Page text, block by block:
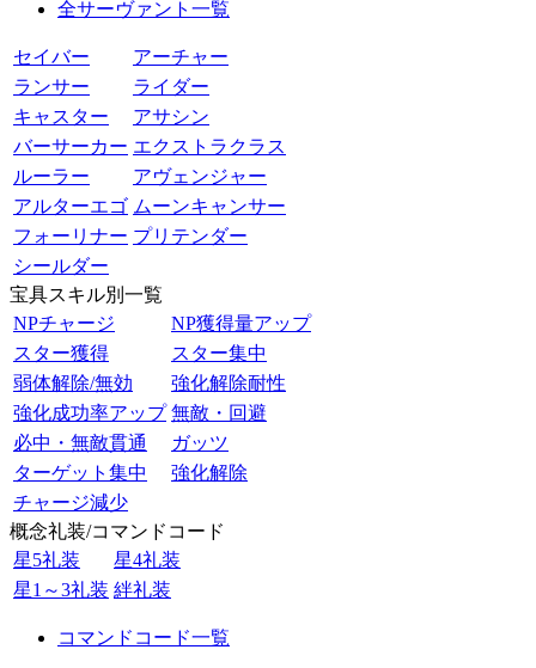
全サーヴァント一覧
セイバー
アーチャー
ランサー
ライダー
キャスター
アサシン
バーサーカー エクストラクラス
ルーラー
アヴェンジャー
アルターエゴ ムーンキャンサー
フォーリナー プリテンダー
シールダー
宝具スキル別一覧
NPチャージ
NP獲得量アップ
スター獲得
スター集中
弱体解除/無効
強化解除耐性
強化成功率アップ 無敵・回避
必中・無敵貫通
ガッツ
ターゲット集中
強化解除
チャージ減少
概念礼装/コマンドコード
星5礼装
星4礼装
星1～3礼装 絆礼装
コマンドコード一覧